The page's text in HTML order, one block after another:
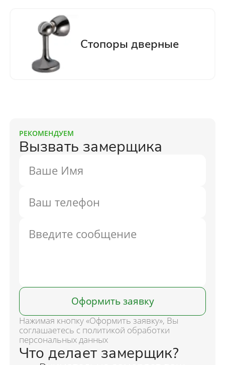
РЕКОМЕНДУЕМ
Вызвать замерщика
Оформить заявку
Нажимая кнопку «Оформить заявку», Вы
соглашаетесь с политикой обработки
персональных данных